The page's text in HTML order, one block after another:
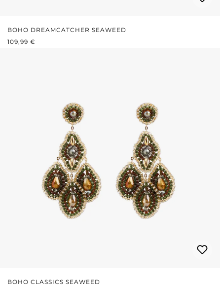
BOHO DREAMCATCHER SEAWEED
REGULÄRER PREIS:
109,99 €
BOHO CLASSICS SEAWEED